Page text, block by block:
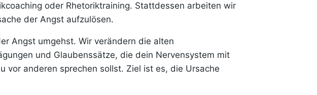
oder Rhetoriktraining. Stattdessen arbeiten wir
der Angst aufzulösen.
Angst umgehst. Wir verändern die alten
und Glaubenssätze, die dein Nervensystem mit
vor anderen sprechen sollst. Ziel ist es, die Ursache